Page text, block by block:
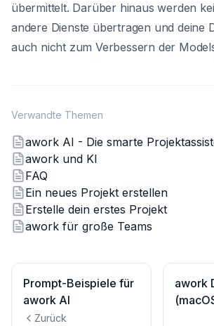
übermittelt. Darüber hinaus werden
andere Dienste übertragen und deine
auch nicht zum Verbessern der
Verwandte Themen
awork AI - Die smarte
awork und KI
FAQ
Ein neues Projekt erstellen
Erstelle dein erstes Projekt
awork für große Teams
Prompt-Beispiele für
awork AI
Zurück
awork